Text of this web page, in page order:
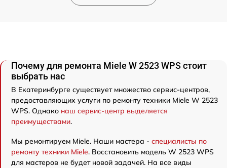
Почему для ремонта Miele W 2523 WPS стоит
выбрать нас
В Екатеринбурге существует множество сервис-центров,
предоставляющих услуги по ремонту техники Miele W 2523
WPS. Однако наш сервис-центр выделяется
преимуществами.
Мы ремонтируем Miele. Наши мастера - специалисты по
ремонту техники Miele. Восстановить модель W 2523 WPS
для мастеров не будет новой задачей. На все виды